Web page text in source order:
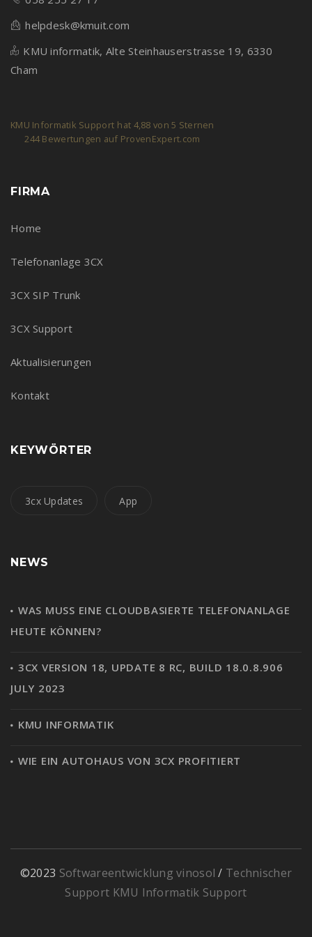
helpdesk@kmuit.com
KMU informatik, Alte Steinhauserstrasse 19, 6330
Cham
KMU Informatik Support hat 4,88 von5 Sternen
244Bewertungen auf ProvenExpert.com
FIRMA
Home
Telefonanlage 3CX
3CX SIP Trunk
3CX Support
Aktualisierungen
Kontakt
KEYWÖRTER
3cx Updates App
NEWS
WAS MUSS EINE CLOUDBASIERTE TELEFONANLAGE
HEUTE KÖNNEN?
3CX VERSION 18, UPDATE 8 RC, BUILD 18.0.8.906
JULY 2023
KMU INFORMATIK
WIE EIN AUTOHAUS VON 3CX PROFITIERT
©2023 Softwareentwicklung vinosol/ Technischer
Support KMU Informatik Support